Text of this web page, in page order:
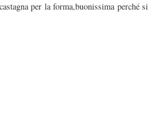
per la forma,buonissima perché si